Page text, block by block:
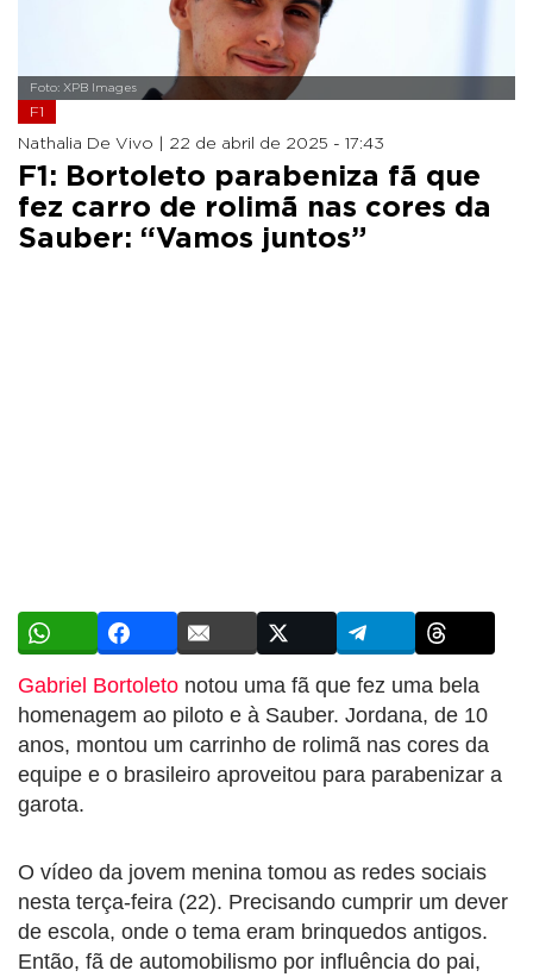
Foto: XPB Images
F1
Nathalia De Vivo | 22 de abril de 2025 - 17:43
F1: Bortoleto parabeniza fã que
fez carro de rolimã nas cores da
Sauber: “Vamos juntos”
Gabriel Bortoleto notou uma fã que fez uma bela
homenagem ao piloto e à Sauber. Jordana, de 10
anos, montou um carrinho de rolimã nas cores da
equipe e o brasileiro aproveitou para parabenizar a
garota.
O vídeo da jovem menina tomou as redes sociais
nesta terça-feira (22). Precisando cumprir um dever
de escola, onde o tema eram brinquedos antigos.
Então, fã de automobilismo por influência do pai,